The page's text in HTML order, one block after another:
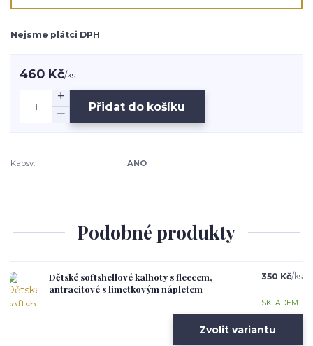
Nejsme plátci DPH
460 Kč/ks
Přidat do košíku
Kapsy: ANO
Podobné produkty
Dětské softshellové kalhoty s fleecem,
antracitové s limetkovým nápletem
350 Kč/ks
SKLADEM
Zvolit variantu